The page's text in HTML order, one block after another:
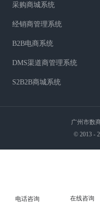
采购商城系统
经销商管理系统
B2B电商系统
DMS渠道商管理系统
S2B2B商城系统
广州市数
© 2013 -
电话咨询 在线咨询